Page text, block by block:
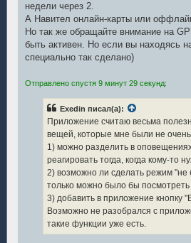
недели через 2.
А Навител онлайн-карты или
Но так же обращайте внимание на
быть активен. Но если вы находясь
специально так сделано)
Отправлено спустя 9 минут 29 секунд:
Exedin писал(а):
Приложение считаю весьма
вещей, которые мне были не
1) можно разделить в
реагировать тогда, когда кому-
2) возможно ли сделать режим
только можно было бы
3) добавить в приложение кнопку
Возможно не разобрался с
такие функции уже есть.